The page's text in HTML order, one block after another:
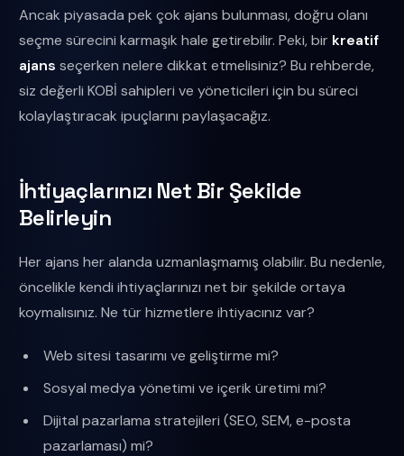
Ancak piyasada pek çok ajans bulunması, doğru olanı
seçme sürecini karmaşık hale getirebilir. Peki, bir kreatif
ajans seçerken nelere dikkat etmelisiniz? Bu rehberde,
siz değerli KOBİ sahipleri ve yöneticileri için bu süreci
kolaylaştıracak ipuçlarını paylaşacağız.
İhtiyaçlarınızı Net Bir Şekilde
Belirleyin
Her ajans her alanda uzmanlaşmamış olabilir. Bu nedenle,
öncelikle kendi ihtiyaçlarınızı net bir şekilde ortaya
koymalısınız. Ne tür hizmetlere ihtiyacınız var?
Web sitesi tasarımı ve geliştirme mi?
Sosyal medya yönetimi ve içerik üretimi mi?
Dijital pazarlama stratejileri (SEO, SEM, e-posta
pazarlaması) mi?